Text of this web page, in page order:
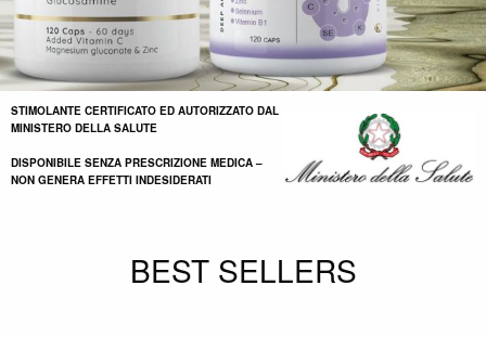
STIMOLANTE CERTIFICATO ED AUTORIZZATO DAL
MINISTERO DELLA SALUTE
DISPONIBILE SENZA PRESCRIZIONE MEDICA –
NON GENERA EFFETTI INDESIDERATI
BEST SELLERS